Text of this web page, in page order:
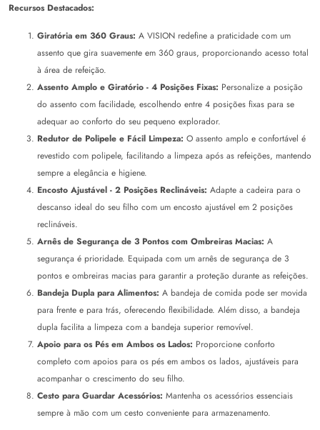
Recursos Destacados:
Giratória em 360 Graus: A VISION redefine a praticidade com um
assento que gira suavemente em 360 graus, proporcionando acesso total
à área de refeição.
Assento Amplo e Giratório - 4 Posições Fixas: Personalize a posição
do assento com facilidade, escolhendo entre 4 posições fixas para se
adequar ao conforto do seu pequeno explorador.
Redutor de Polipele e Fácil Limpeza: O assento amplo e confortável é
revestido com polipele, facilitando a limpeza após as refeições, mantendo
sempre a elegância e higiene.
Encosto Ajustável - 2 Posições Reclináveis: Adapte a cadeira para o
descanso ideal do seu filho com um encosto ajustável em 2 posições
reclináveis.
Arnês de Segurança de 3 Pontos com Ombreiras Macias: A
segurança é prioridade. Equipada com um arnês de segurança de 3
pontos e ombreiras macias para garantir a proteção durante as refeições.
Bandeja Dupla para Alimentos: A bandeja de comida pode ser movida
para frente e para trás, oferecendo flexibilidade. Além disso, a bandeja
dupla facilita a limpeza com a bandeja superior removível.
Apoio para os Pés em Ambos os Lados: Proporcione conforto
completo com apoios para os pés em ambos os lados, ajustáveis para
acompanhar o crescimento do seu filho.
Cesto para Guardar Acessórios: Mantenha os acessórios essenciais
sempre à mão com um cesto conveniente para armazenamento.